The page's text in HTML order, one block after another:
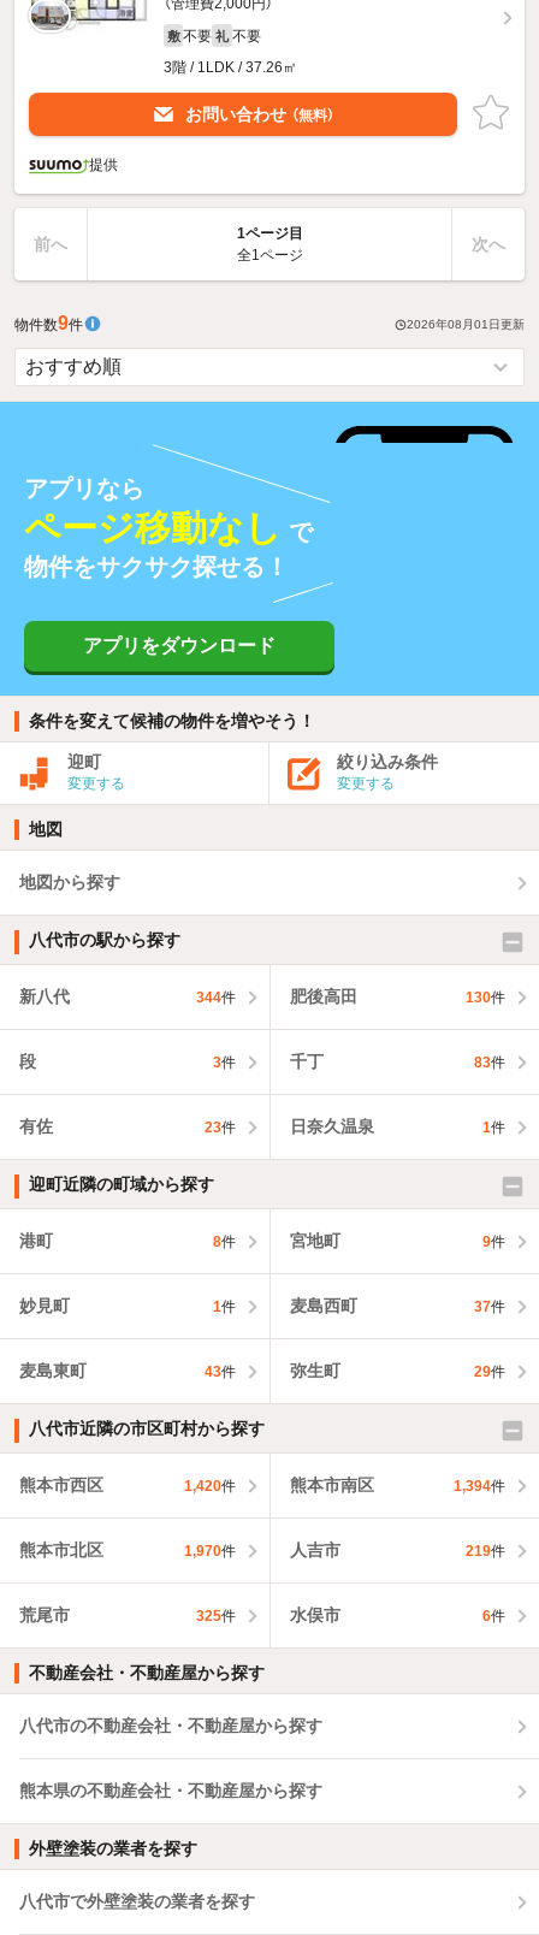
（管理費2,000円）
敷 不要 礼 不要
3階 / 1LDK / 37.26㎡
お問い合わせ （無料）
提供
前へ
1ページ目
全1ページ
次へ
物件数9件 2026年08月01日更新
アプリなら
ページ移動なし で
物件をサクサク探せる！
アプリをダウンロード
条件を変えて候補の物件を増やそう！
迎町
変更する
絞り込み条件
変更する
地図
地図から探す
八代市の駅から探す
新八代 344件 肥後高田 130件
段 3件 千丁 83件
有佐 23件 日奈久温泉 1件
迎町近隣の町域から探す
港町 8件 宮地町 9件
妙見町 1件 麦島西町 37件
麦島東町 43件 弥生町 29件
八代市近隣の市区町村から探す
熊本市西区 1,420件 熊本市南区 1,394件
熊本市北区 1,970件 人吉市 219件
荒尾市 325件 水俣市 6件
不動産会社・不動産屋から探す
八代市の不動産会社・不動産屋から探す
熊本県の不動産会社・不動産屋から探す
外壁塗装の業者を探す
八代市で外壁塗装の業者を探す